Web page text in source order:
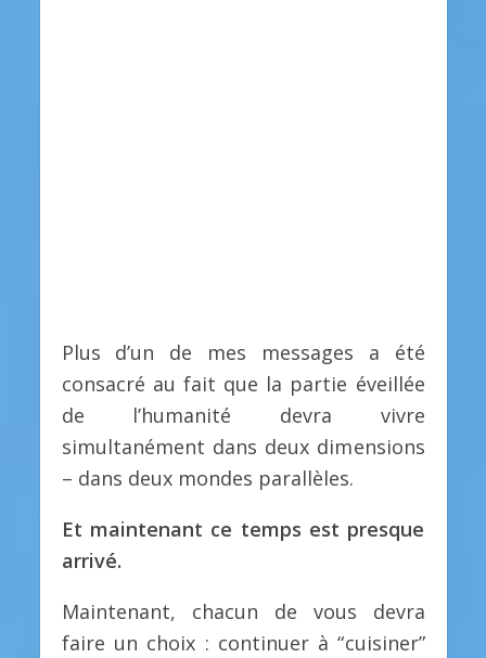
Plus d’un de mes messages a été
consacré au fait que la partie éveillée
de l’humanité devra vivre
simultanément dans deux dimensions
– dans deux mondes parallèles.
Et maintenant ce temps est presque
arrivé.
Maintenant, chacun de vous devra
faire un choix : continuer à “cuisiner”